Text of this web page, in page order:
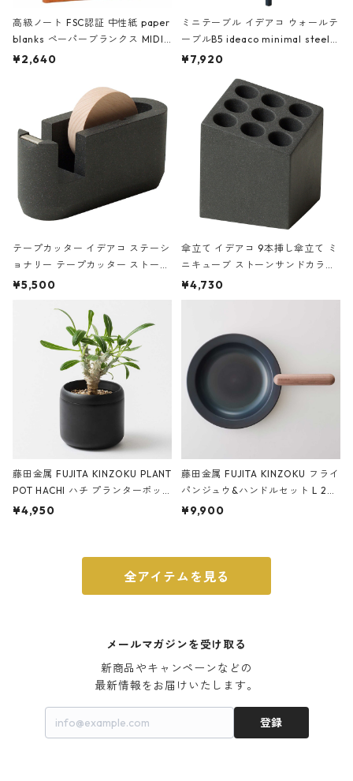
高級ノート FSC認証 中性紙 paper
blanks ペーパーブランクス MIDI
ハードカバー 罫線 ヴァン・ゴッホ
¥2,640
ミニテーブル イデアコ ウォールテ
ーブルB5 ideaco minimal steel f
urniture WALL Table B5 ネイビー
¥7,920
テープカッター イデアコ ステーシ
ョナリー テープカッター ストーン
サンドカラー 石調 ideaco Station
¥5,500
傘立て イデアコ 9本挿し傘立て ミ
ニキューブ ストーンサンドカラー
石調 ideaco Umbrella Stand CUB
E ストーンサンドブラック
¥4,730
藤田金属 FUJITA KINZOKU PLANT
POT HACHI ハチ プランターポッ
ト 3号 ブラック
¥4,950
藤田金属 FUJITA KINZOKU フライ
パンジュウ&ハンドルセット L 24c
m ガス火・IH対応 鉄フライパン
¥9,900
全アイテムを見る
メールマガジンを受け取る
新商品やキャンペーンなどの
最新情報をお届けいたします。
登録